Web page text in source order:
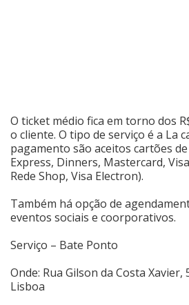
O ticket médio fica em torno dos
o cliente. O tipo de serviço é a La
pagamento são aceitos cartões
Express, Dinners, Mastercard,
Rede Shop, Visa Electron).
Também há opção de
eventos sociais e coorporativos.
Serviço – Bate Ponto
Onde: Rua Gilson da Costa
Lisboa